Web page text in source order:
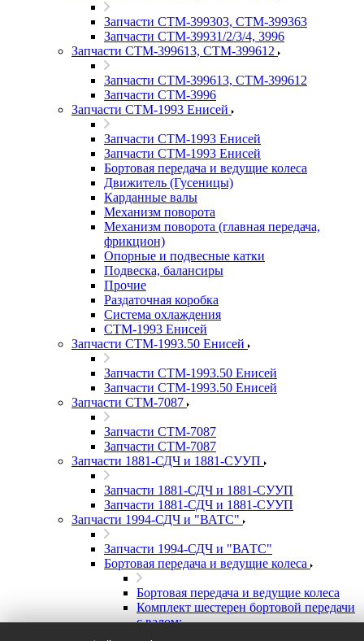
Запчасти СТМ-399303, СТМ-399363
Запчасти СТМ-39931/2/3/4, 3996
Запчасти СТМ-399613, СТМ-399612
Запчасти СТМ-399613, СТМ-399612
Запчасти СТМ-3996
Запчасти СТМ-1993 Енисей
Запчасти СТМ-1993 Енисей
Запчасти СТМ-1993 Енисей
Бортовая передача и ведущие колеса
Движитель (Гусеницы)
Карданные валы
Механизм поворота
Механизм поворота (главная передача,
фрикцион)
Опорные и подвесные катки
Подвеска, балансиры
Прочие
Раздаточная коробка
Система охлаждения
СТМ-1993 Енисей
Запчасти СТМ-1993.50 Енисей
Запчасти СТМ-1993.50 Енисей
Запчасти СТМ-1993.50 Енисей
Запчасти СТМ-7087
Запчасти СТМ-7087
Запчасти СТМ-7087
Запчасти 1881-СДЧ и 1881-СУУП
Запчасти 1881-СДЧ и 1881-СУУП
Запчасти 1881-СДЧ и 1881-СУУП
Запчасти 1994-СДЧ и "ВАТС"
Запчасти 1994-СДЧ и "ВАТС"
Бортовая передача и ведущие колеса
Бортовая передача и ведущие колеса
Комплект шестерен бортовой передачи
с валом: